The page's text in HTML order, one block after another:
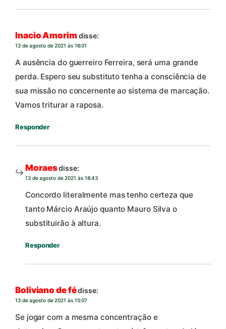
Inacio Amorimdisse:
13 de agosto de 2021 às 16:01
A ausência do guerreiro Ferreira, será uma grande
perda. Espero seu substituto tenha a consciência de
sua missão no concernente ao sistema de marcação.
Vamos triturar a raposa.
Responder
Moraesdisse:
13 de agosto de 2021 às 18:43
Concordo literalmente mas tenho certeza que
tanto Márcio Araújo quanto Mauro Silva o
substituirão à altura.
Responder
Boliviano de fédisse:
13 de agosto de 2021 às 15:07
Se jogar com a mesma concentração e